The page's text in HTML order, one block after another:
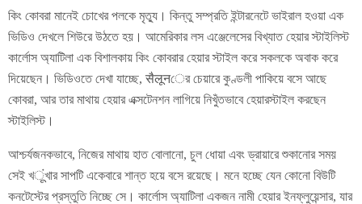
কিং কোবরা মানেই চোখের পলকে মৃত্যু। কিন্তু সম্প্রতি ইন্টারনেটে ভাইরাল হওয়া এক
ভিডিও দেখলে শিউরে উঠতে হয়। আমেরিকার লস এঞ্জেলেসের বিখ্যাত হেয়ার স্টাইলিস্ট
কার্লোস অ্যাটিলা এক বিশালকায় কিং কোবরার হেয়ার স্টাইল করে সকলকে অবাক করে
দিয়েছেন। ভিডিওতে দেখা যাচ্ছে, सैलूनের চেয়ারে কুণ্ডলী পাকিয়ে বসে আছে
কোবরা, আর তার মাথায় হেয়ার এক্সটেনশন লাগিয়ে নিখুঁতভাবে হেয়ারস্টাইল করছেন
স্টাইলিস্ট।
আশ্চর্যজনকভাবে, নিজের মাথায় হাত বোলানো, চুল ধোয়া এবং ড্রায়ারে শুকানোর সময়
সেই খूंখার সাপটি একেবারে শান্ত হয়ে বসে রয়েছে। মনে হচ্ছে যেন কোনো বিউটি
কনটেস্টের প্রস্তুতি নিচ্ছে সে। কার্লোস অ্যাটিলা একজন নামী হেয়ার ইনফ্লুয়েন্সার, যার